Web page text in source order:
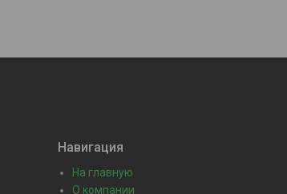
Навигация
На главную
О компании